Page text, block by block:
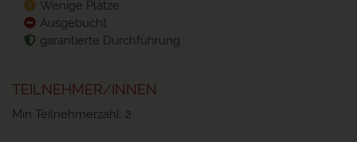
Wenige Plätze
Ausgebucht
garantierte Durchführung
TEILNEHMER/INNEN
Min Teilnehmerzahl: 2